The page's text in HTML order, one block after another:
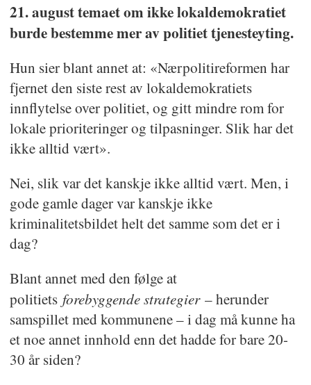
21. august temaet om ikke lokaldemokratiet
burde bestemme mer av politiet tjenesteyting.
Hun sier blant annet at: «Nærpolitireformen har
fjernet den siste rest av lokaldemokratiets
innflytelse over politiet, og gitt mindre rom for
lokale prioriteringer og tilpasninger. Slik har det
ikke alltid vært».
Nei, slik var det kanskje ikke alltid vært. Men, i
gode gamle dager var kanskje ikke
kriminalitetsbildet helt det samme som det er i
dag?
Blant annet med den følge at
politiets forebyggende strategier– herunder
samspillet med kommunene – i dag må kunne ha
et noe annet innhold enn det hadde for bare 20-
30 år siden?